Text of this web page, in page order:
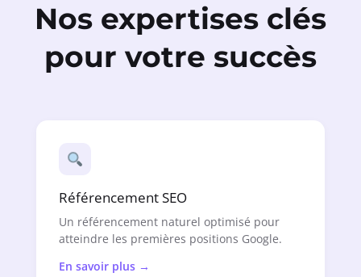
Nos expertises clés
pour votre succès
Référencement SEO
Un référencement naturel optimisé pour
atteindre les premières positions Google.
En savoir plus →